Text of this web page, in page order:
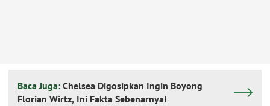
Baca Juga: Chelsea Digosipkan Ingin Boyong
Florian Wirtz, Ini Fakta Sebenarnya!